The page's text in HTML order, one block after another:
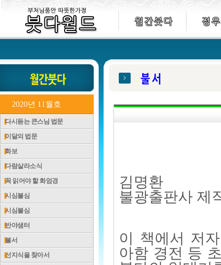
2020년 11월호
다시듣는 큰스님 법문
이달의 법문
화보
다람살라소식
꼭 읽어야 할 화엄경
시심불심
시심불심
반야샘터
불서
선지식을 찾아서
김명환
불광출판사 제
이 책에서 저
아함 경전 등